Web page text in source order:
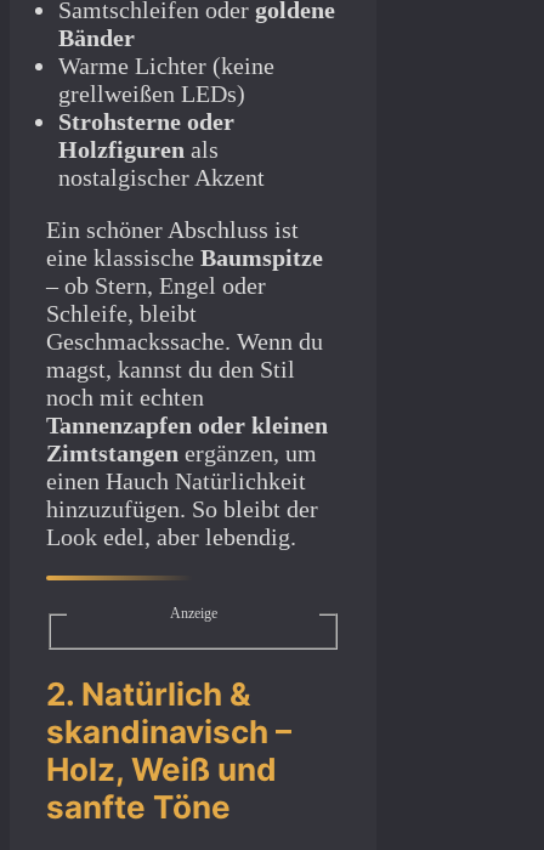
Samtschleifen oder goldene
Bänder
Warme Lichter (keine
grellweißen LEDs)
Strohsterne oder
Holzfiguren als
nostalgischer Akzent
Ein schöner Abschluss ist
eine klassische Baumspitze
– ob Stern, Engel oder
Schleife, bleibt
Geschmackssache. Wenn du
magst, kannst du den Stil
noch mit echten
Tannenzapfen oder kleinen
Zimtstangen ergänzen, um
einen Hauch Natürlichkeit
hinzuzufügen. So bleibt der
Look edel, aber lebendig.
Anzeige
2. Natürlich &
skandinavisch –
Holz, Weiß und
sanfte Töne